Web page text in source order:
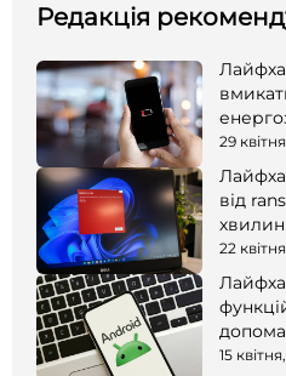
Редакція
29
від
22
15